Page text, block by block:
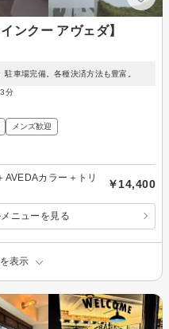
ンクー アヴェダ】
車場完備。各種決済方法も豊富。
分
メンズ歓迎
AVEDAカラー＋トリ
￥14,400
ニューを見る
表示